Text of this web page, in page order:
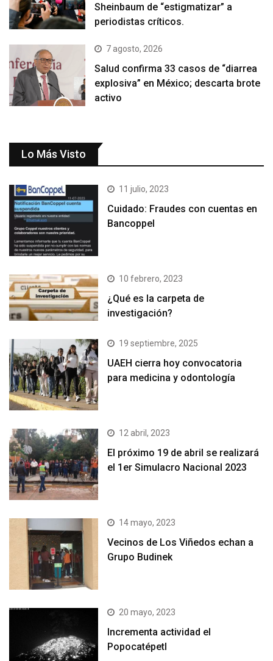
Sheinbaum de “estigmatizar” a
periodistas críticos.
7 agosto, 2026
Salud confirma 33 casos de “diarrea
explosiva” en México; descarta brote
activo
Lo Más Visto
11 julio, 2023
Cuidado: Fraudes con cuentas en
Bancoppel
10 febrero, 2023
¿Qué es la carpeta de
investigación?
19 septiembre, 2025
UAEH cierra hoy convocatoria
para medicina y odontología
12 abril, 2023
El próximo 19 de abril se realizará
el 1er Simulacro Nacional 2023
14 mayo, 2023
Vecinos de Los Viñedos echan a
Grupo Budinek
20 mayo, 2023
Incrementa actividad el
Popocatépetl